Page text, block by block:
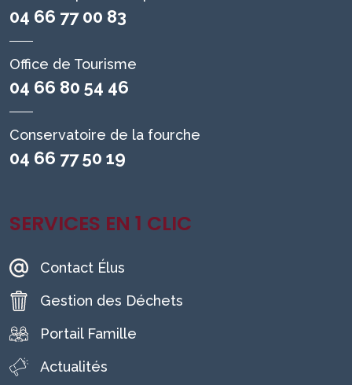
04 66 77 00 83
Office de Tourisme
04 66 80 54 46
Conservatoire de la fourche
04 66 77 50 19
SERVICES EN 1 CLIC
Contact Élus
Gestion des Déchets
Portail Famille
Actualités